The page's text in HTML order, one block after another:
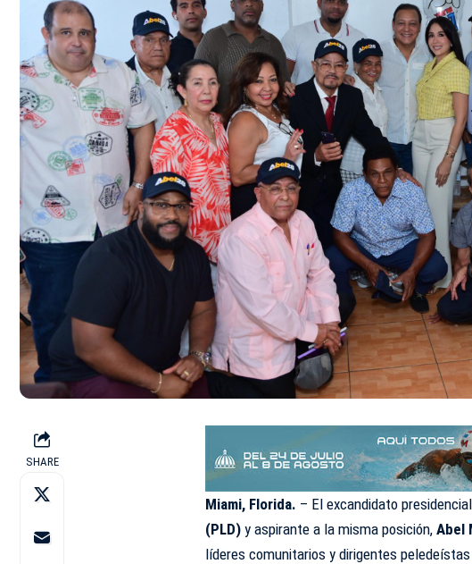
SHARE
Miami, Florida. – El excandidato
(PLD) y aspirante a la misma posición,Abel
líderes comunitarios y dirigentes